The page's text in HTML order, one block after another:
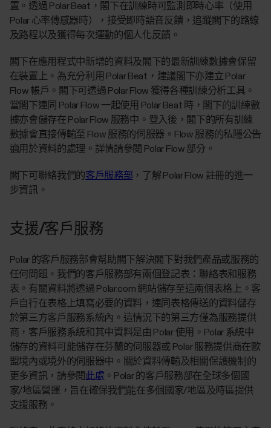
置。透過 Polar Beat，閣下在訓練時可監測即時心率（使用
Polar 心率傳感器時），接受即時語音反饋，追蹤閣下的路線
及路程以及獲得每次運動的個人化反饋。
閣下在應用程式中新增的資料及閣下的最新訓練數據會保留
在裝置上。為充分利用 Polar Beat，建議閣下亦建立 Polar
Flow 帳戶。閣下可透過 Polar Flow 獲得各種訓練分析工具。
當閣下連同 Polar Flow 一起使用 Polar Beat 時，閣下的訓練數
據亦會儲存在 Polar Flow 服務中。登入後，閣下的所有訓練
數據會直接傳輸至 Flow 服務的伺服器。Flow 服務的私隱公告
適用於資料的處理。詳情請參閱 Polar Flow 部分。
閣下可聯絡我們的客戶服務部 ，了解 Polar Flow 註冊的進一
步資訊。
支援/客戶服務
Polar 的客戶服務部會幫助閣下解決閣下對我們產品或服務的
任何問題。我們的客戶服務部有兩個登記表：聯絡表和服務
表。有關資料將透過 Polar.com 網站儲存至這兩個表格上。客
戶自行在表格上填寫必要的資料，連同表格傳送的資料儲存
於第三方客戶服務系統內。這情況下的第三方僅為服務提供
商，客戶服務系統和其中資料是由 Polar 使用。Polar 系統中
儲存的資料可能儲存在芬蘭的伺服器或 Polar 服務提供商在歐
盟境內或境外的伺服器中。關於資料傳輸及相關保護機制的
更多資訊，請參閱 此處 。Polar 的客戶服務部在全球多個國
家/地區營運，旨在確保我們能在多個國家/地區及時區提供
支援服務。